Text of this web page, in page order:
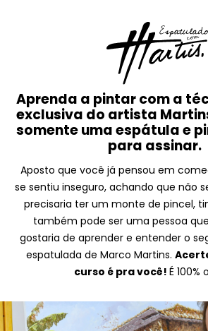
Aprenda a pintar com a
exclusiva do artista
somente uma espátula e
para assinar.
Aposto que você já pensou em
se sentiu inseguro, achando que não
precisaria ter um monte de pincel,
também pode ser uma pessoa
gostaria de aprender e entender o
espatulada de Marco Martins.
curso é pra você! É 100%